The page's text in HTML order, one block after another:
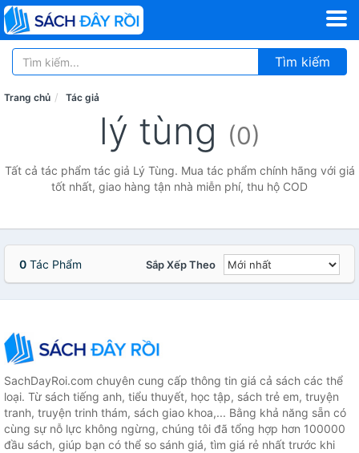
Tìm kiếm
Trang chủ Tác giả
lý tùng (0)
Tất cả tác phẩm tác giả Lý Tùng. Mua tác phẩm chính hãng với giá
tốt nhất, giao hàng tận nhà miễn phí, thu hộ COD
0 Tác Phẩm Sắp Xếp Theo
SachDayRoi.com chuyên cung cấp thông tin giá cả sách các thể
loại. Từ sách tiếng anh, tiểu thuyết, học tập, sách trẻ em, truyện
tranh, truyện trinh thám, sách giao khoa,... Bằng khả năng sẵn có
cùng sự nỗ lực không ngừng, chúng tôi đã tổng hợp hơn 100000
đầu sách, giúp bạn có thể so sánh giá, tìm giá rẻ nhất trước khi